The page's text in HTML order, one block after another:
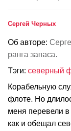
Сергей Черных
Об авторе:
ранга запаса.
Тэги: северный
Корабельную
флоте. Но
меня перевели
как и обещал